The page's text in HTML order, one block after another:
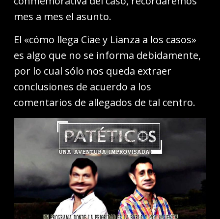
mes a mes el asunto.
El «cómo llega Ciae y Lianza a los casos»
es algo que no se informa debidamente,
por lo cual sólo nos queda extraer
conclusiones de acuerdo a los
comentarios de allegados de tal centro.